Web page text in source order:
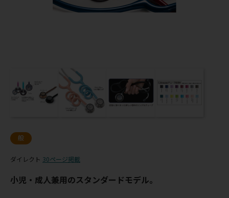
般
ダイレクト 30ページ掲載
小児・成人兼用のスタンダードモデル。